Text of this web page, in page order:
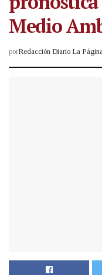
Medio
porRedacción Diario La